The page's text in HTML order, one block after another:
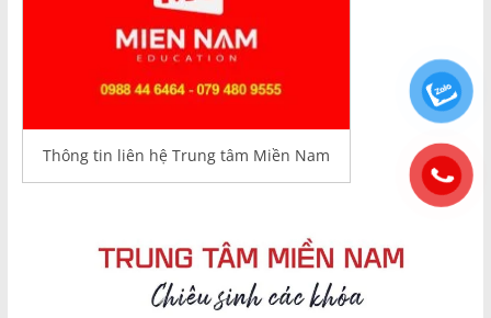
Thông tin liên hệ Trung tâm Miền Nam